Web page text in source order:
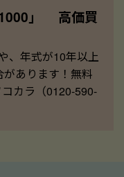
1000」 高価買
、年式が10年以上
あります！無料
カラ（0120-590-